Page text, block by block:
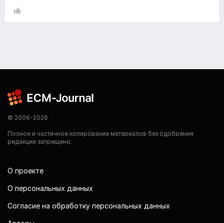
© 2006-2026
Полное и частичное копирование материалов без одобрения
редакции запрещено.
О проекте
О персональных данных
Согласие на обработку персональных данных